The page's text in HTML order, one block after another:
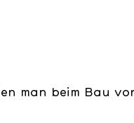
man beim Bau